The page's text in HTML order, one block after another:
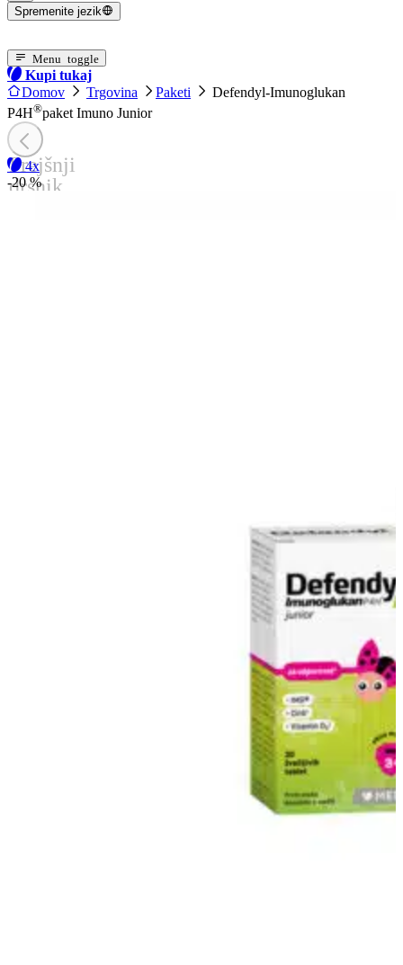
Spremenite jezik
Menu toggle
Kupi tukaj
Domov Trgovina Paketi
Defendyl-Imunoglukan
P4H®paket Imuno Junior
Prejšnji
drsnik
4x
-20 %